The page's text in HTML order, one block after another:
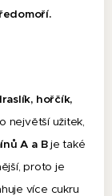
hořčík,
největší užitek,
A a Bje také
proto je
více cukru